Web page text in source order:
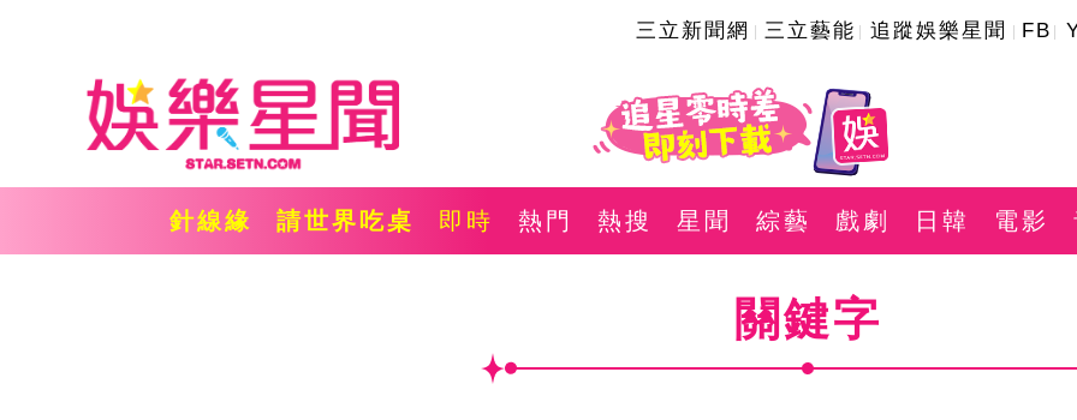
三立新聞網 三立藝能 追蹤娛樂星聞 FB
針線緣 請世界吃桌 即時 熱門 熱搜 星聞 綜藝 戲劇 日韓 電影
關鍵字